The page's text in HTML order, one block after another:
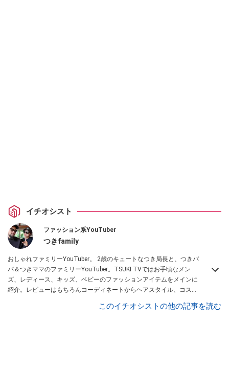
イチオシスト
ファッション系YouTuber
つきfamily
おしゃれファミリーYouTuber。 2歳のキュートなつき局長と、つきパ
パ＆つきママのファミリーYouTuber。TSUKI TVではお手頃なメン
ズ、レディース、キッズ、ベビーのファッションアイテムをメインに
紹介。レビューはもちろんコーディネートからヘアスタイル、コスメ
このイチオシストの他の記事を読む